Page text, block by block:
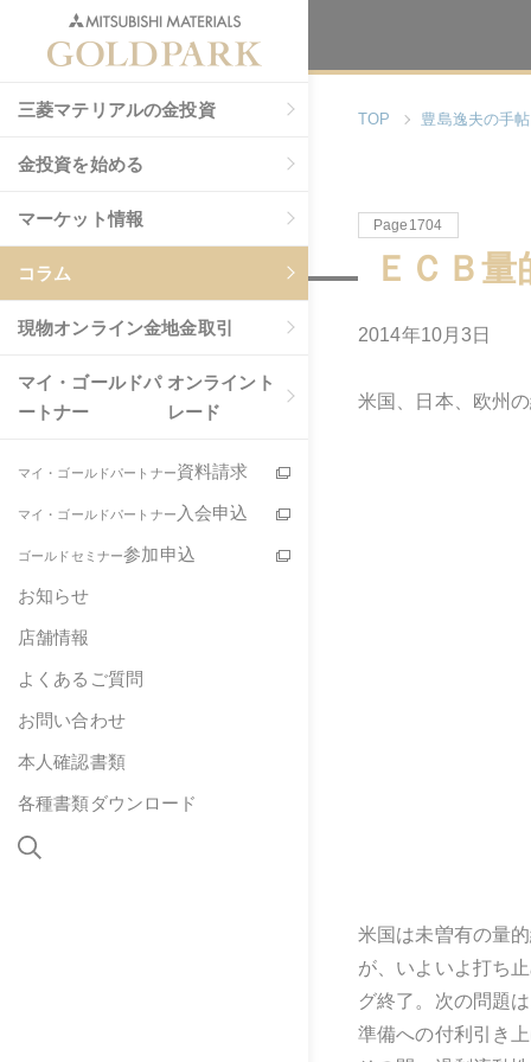
三菱マテリアルの金投資
金投資を始める
マーケット情報
コラム
現物オンライン金地金取引
マイ・ゴールドパ
ートナー
オンライント
レード
マイ・ゴールドパートナー資料請求
マイ・ゴールドパートナー 入会申込
ゴールドセミナー参加申込
お知らせ
店舗情報
よくあるご質問
お問い合わせ
本人確認書類
各種書類ダウンロード
TOP 豊島逸夫の手帖
Page1704
ＥＣＢ
2014年10月3日
米国、日本、欧州
米国は未曽有の量
が、いよいよ打ち
グ終了。次の問題
準備への付利引き